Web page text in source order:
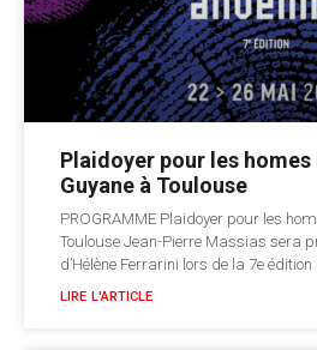
Plaidoyer pour les
Guyane à Toulouse
PROGRAMME Plaidoyer pour les
Toulouse Jean-Pierre Massias sera
d’Hélène Ferrarini lors de la 7e édition
LIRE L'ARTICLE